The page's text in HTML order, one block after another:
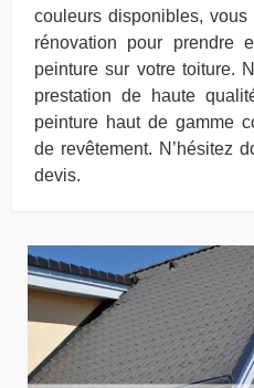
couleurs disponibles,
rénovation pour prendre
peinture sur votre toiture.
prestation de haute
peinture haut de gamme
de revêtement. N’hésitez
devis.